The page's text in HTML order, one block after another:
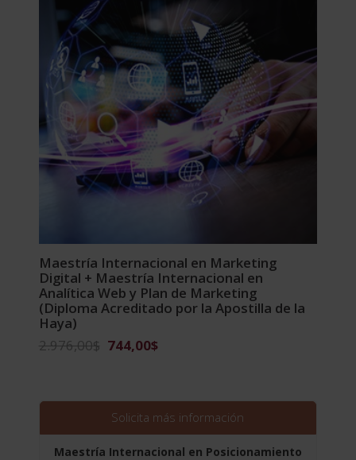
Maestría Internacional en Marketing
Digital + Maestría Internacional en
Analítica Web y Plan de Marketing
(Diploma Acreditado por la Apostilla de la
Haya)
2.976,00$ El
era:
2.976,00$.
744,00$El
es:
744,00$.
Solicita más información
Maestría Internacional en Posicionamiento